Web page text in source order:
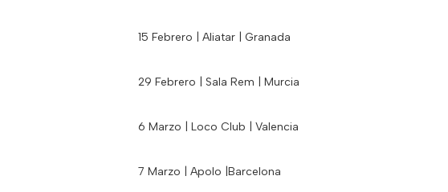
15 Febrero | Aliatar | Granada
29 Febrero | Sala Rem | Murcia
6 Marzo | Loco Club | Valencia
7 Marzo | Apolo |Barcelona